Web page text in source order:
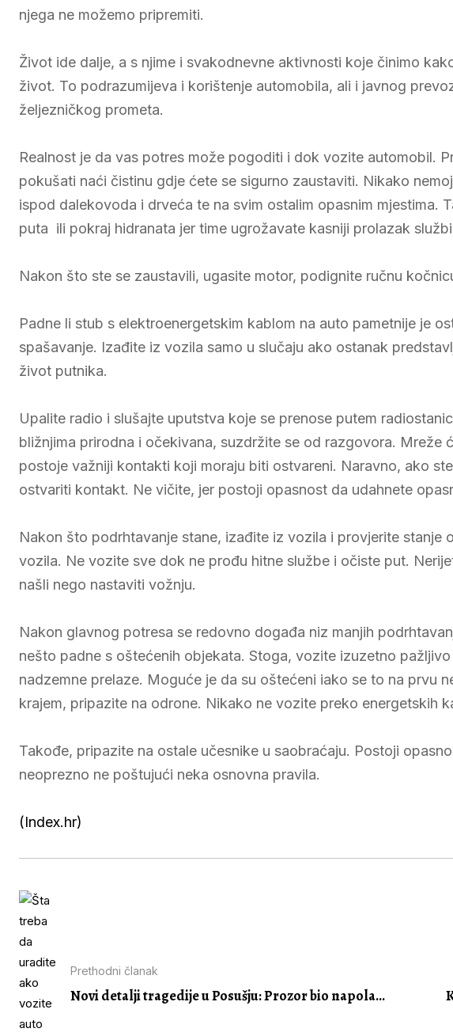
njega ne možemo pripremiti.
Život ide dalje, a s njime i svakodnevne aktivnosti koje činimo
život. To podrazumijeva i korištenje automobila, ali i javnog
željezničkog prometa.
Realnost je da vas potres može pogoditi i dok vozite automobil.
pokušati naći čistinu gdje ćete se sigurno zaustaviti. Nikako
ispod dalekovoda i drveća te na svim ostalim opasnim mjestima.
puta ili pokraj hidranata jer time ugrožavate kasniji prolazak
Nakon što ste se zaustavili, ugasite motor, podignite ručnu
Padne li stub s elektroenergetskim kablom na auto pametnije je
spašavanje. Izađite iz vozila samo u slučaju ako ostanak
život putnika.
Upalite radio i slušajte uputstva koje se prenose putem
bližnjima prirodna i očekivana, suzdržite se od razgovora. Mreže
postoje važniji kontakti koji moraju biti ostvareni. Naravno, ako
ostvariti kontakt. Ne vičite, jer postoji opasnost da udahnete
Nakon što podrhtavanje stane, izađite iz vozila i provjerite stanje
vozila. Ne vozite sve dok ne prođu hitne službe i očiste put.
našli nego nastaviti vožnju.
Nakon glavnog potresa se redovno događa niz manjih
nešto padne s oštećenih objekata. Stoga, vozite izuzetno
nadzemne prelaze. Moguće je da su oštećeni iako se to na prvu
krajem, pripazite na odrone. Nikako ne vozite preko energetskih
Takođe, pripazite na ostale učesnike u saobraćaju. Postoji
neoprezno ne poštujući neka osnovna pravila.
(Index.hr)
Prethodni članak
Novi detalji tragedije u Posušju: Prozor bio napola...